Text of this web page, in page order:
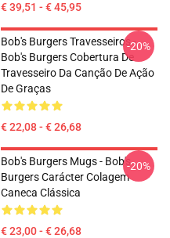
€ 39,51 - € 45,95
Bob's Burgers Travesseiros -
Bob's Burgers Cobertura De
Travesseiro Da Canção De Ação
De Graças
€ 22,08 - € 26,68
-20%
Bob's Burgers Mugs - Bob's
Burgers Carácter Colagem
Caneca Clássica
€ 23,00 - € 26,68
-20%